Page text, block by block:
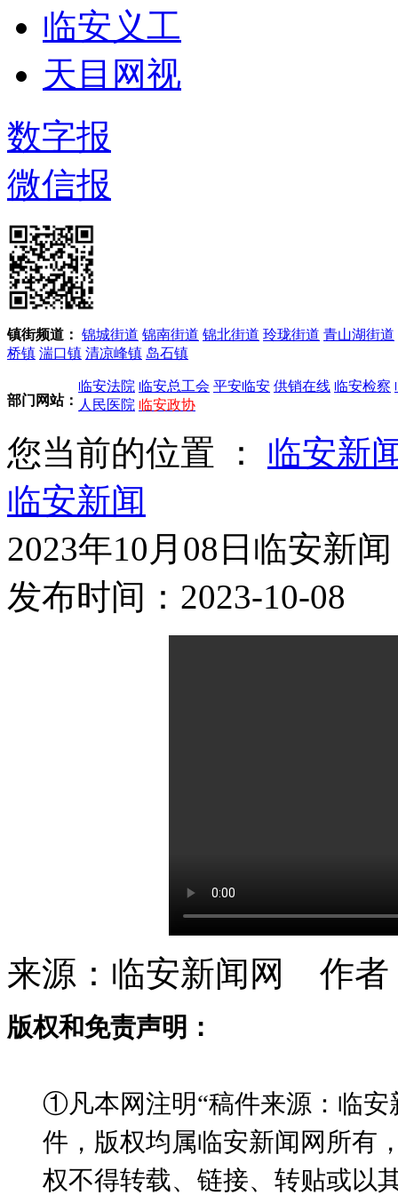
临安义工
天目网视
数字报
微信报
镇街频道： 锦城街道 锦南街道 锦北街道 玲珑街道 青山湖街道
桥镇 湍口镇 清凉峰镇 岛石镇
部门网站：
临安法院 临安总工会 平安临安 供销在线 临安检察
人民医院 临安政协
您当前的位置 ： 临安新
临安新闻
2023年10月08日临安新闻
发布时间：2023-10-08
来源：临安新闻网 作
版权和免责声明：
①凡本网注明“稿件来源：临安
件，版权均属临安新闻网所有
权不得转载、链接、转贴或以